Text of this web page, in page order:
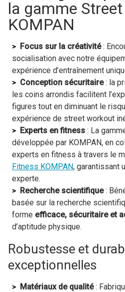
la gamme
KOMPAN
Focus sur la créativité:
socialisation avec notre
expérience d’entraînement
Conception sécuritaire: la
les coins arrondis facilitent
figures tout en diminuant le
expérience de street workout
Experts en fitness : La
développée par KOMPAN, en
experts en fitness à travers le
Fitness KOMPAN, garantissant
experte.
Recherche scientifique:
basée sur la recherche
forme efficace, sécuritaire et
d’aptitude physique.
Robustesse et
exceptionnelles
Matériaux de qualité: